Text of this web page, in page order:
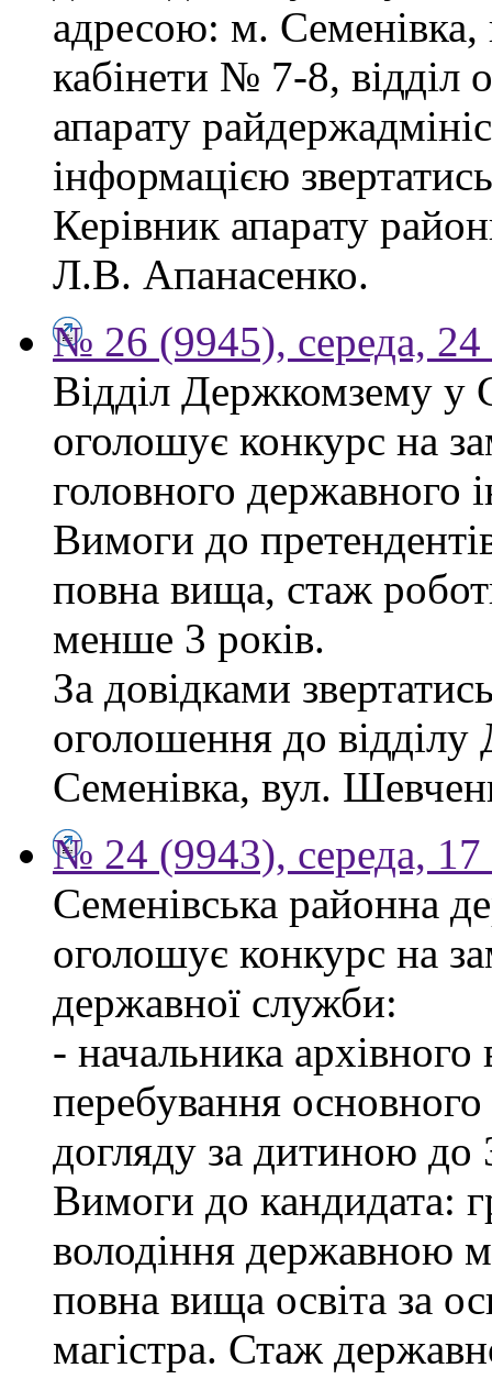
адресою: м.
кабінети № 7-8, відділ
апарату
інформацією
Керівник апарату
Л.В. Апанасенко.
№ 26 (9945), середа, 24
Відділ Держкомзему у
оголошує конкурс на
головного державного
Вимоги до
повна вища, стаж
менше 3 років.
За довідками
оголошення до
Семенівка, вул.
№ 24 (9943), середа, 17
Семенівська районна
оголошує конкурс на
державної служби:
- начальника
перебування
догляду за дитиною до
Вимоги до кандидата:
володіння державною
повна вища освіта за
магістра. Стаж